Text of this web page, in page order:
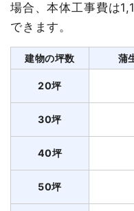
場合、本体工事費は
できます。
建物の坪数 蒲
20坪
30坪
40坪
50坪